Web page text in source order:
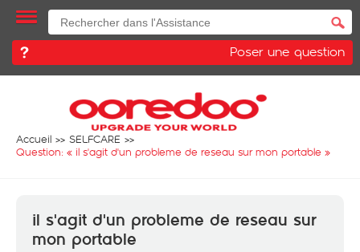
Poser une question
Accueil
SELFCARE
Question: « il s'agit d'un probleme de reseau sur mon portable »
il s'agit d'un probleme de reseau sur
mon portable